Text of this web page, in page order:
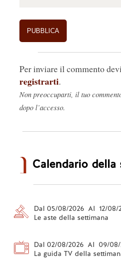
Per inviare il commento devi
registrarti.
Non preoccuparti, il tuo
dopo l’accesso.
Calendario della
Dal 05/08/2026 Al 12/08/
Le aste della settimana
Dal 02/08/2026 Al 09/08/
La guida TV della